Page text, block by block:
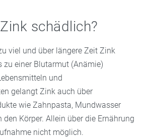
schädlich?
viel und über längere Zeit Zink
zu einer Blutarmut (Anämie)
und
gelangt Zink auch über
wie Zahnpasta, Mundwasser
Körper. Allein über die Ernährung
nicht möglich.